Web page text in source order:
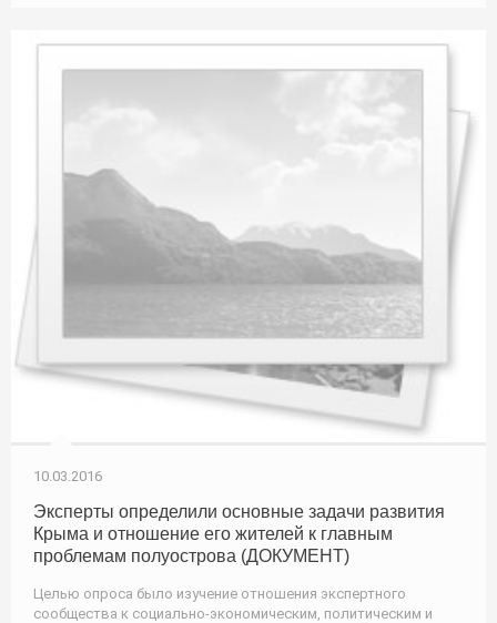
10.03.2016
Эксперты определили основные задачи развития
Крыма и отношение его жителей к главным
проблемам полуострова (ДОКУМЕНТ)
Целью опроса было изучение отношения экспертного
сообщества к социально-экономическим, политическим и